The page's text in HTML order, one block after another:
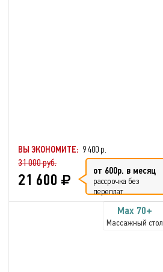
ВЫ ЭКОНОМИТЕ: 9 400 р.
31 000 руб.
21 600 от 600р. в месяц
рассрочка без
переплат
Max 70+
Массажный стол